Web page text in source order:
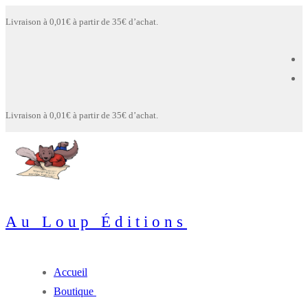
Livraison à 0,01€ à partir de 35€ d’achat.
Livraison à 0,01€ à partir de 35€ d’achat.
Au Loup Éditions
Accueil
Boutique